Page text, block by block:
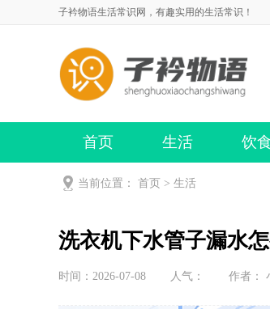
子衿物语生活常识网，有趣实用的生活常识！
首页 生活 饮
当前位置： 首页 > 生活
洗衣机下水管子漏水
时间：2026-07-08 人气： 作者：